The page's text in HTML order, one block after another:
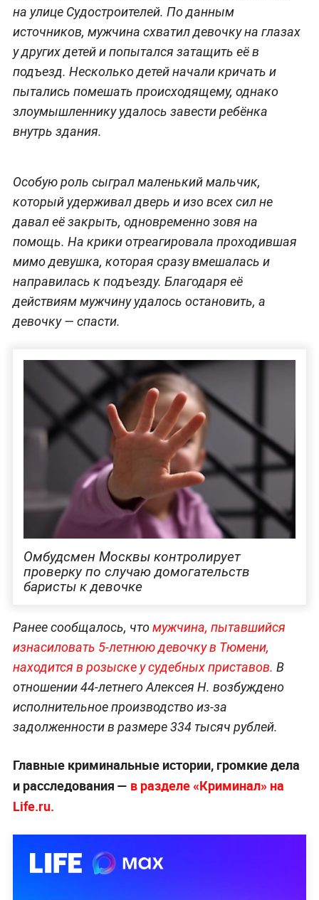
на улице Судостроителей. По данным
источников, мужчина схватил девочку на глазах
у других детей и попытался затащить её в
подъезд. Несколько детей начали кричать и
пытались помешать происходящему, однако
злоумышленнику удалось завести ребёнка
внутрь здания.
Особую роль сыграл маленький мальчик,
который удерживал дверь и изо всех сил не
давал её закрыть, одновременно зовя на
помощь. На крики отреагировала проходившая
мимо девушка, которая сразу вмешалась и
направилась к подъезду. Благодаря её
действиям мужчину удалось остановить, а
девочку — спасти.
Омбудсмен Москвы контролирует
проверку по случаю домогательств
баристы к девочке
Ранее сообщалось, чтомужчина, пытавшийся
изнасиловать 5-летнюю девочку в Тюмени,
находится в розыске у судебных приставов. В
отношении 44-летнего Алексея Н. возбуждено
исполнительное производство из-за
задолженности в размере 334 тысяч рублей.
Главные криминальные истории, громкие дела
и расследования — в разделе «Криминал» на
Life.ru.